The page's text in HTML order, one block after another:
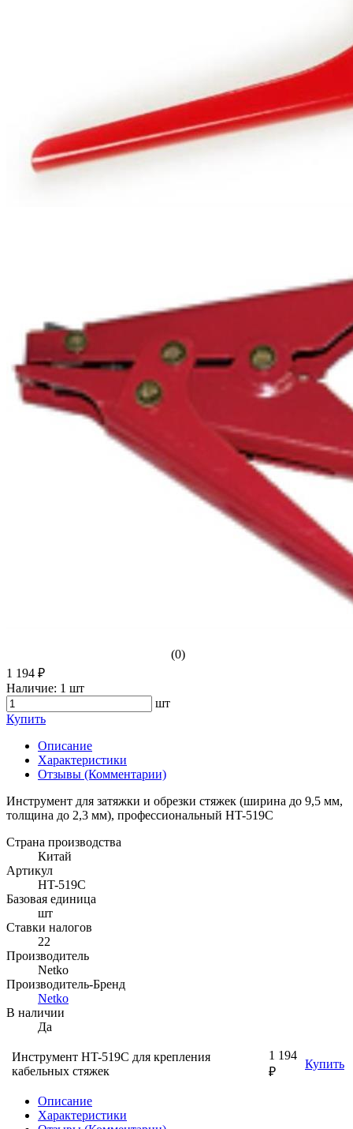
(0)
1 194 ₽
Наличие: 1 шт
шт
Купить
Описание
Характеристики
Отзывы (Комментарии)
Инструмент для затяжки и обрезки стяжек (ширина до 9,5 мм,
толщина до 2,3 мм), профессиональный HT-519C
Страна производства
Китай
Артикул
HT-519C
Базовая единица
шт
Ставки налогов
22
Производитель
Netko
Производитель-Бренд
Netko
В наличии
Да
Инструмент HT-519C для крепления
кабельных стяжек
1 194
₽
Купить
Описание
Характеристики